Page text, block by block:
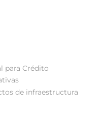
para Crédito
de infraestructura